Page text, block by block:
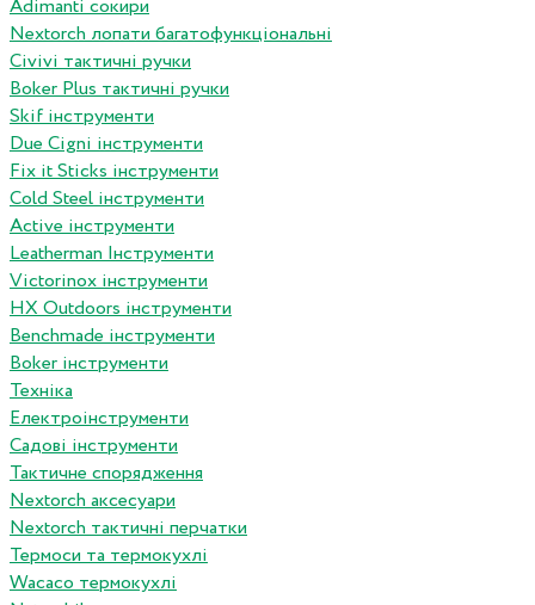
Adimanti сокири
Nextorch лопати багатофункціональні
Сivivi тактичні ручки
Boker Plus тактичні ручки
Skif інструменти
Due Cigni інструменти
Fix it Sticks інструменти
Сold Steel інструменти
Active інструменти
Leatherman Інструменти
Victorinox інструменти
HX Outdoors інструменти
Benchmade інструменти
Boker інструменти
Техніка
Електроінструменти
Садові інструменти
Тактичне спорядження
Nextorch аксесуари
Nextorch тактичні перчатки
Термоси та термокухлі
Wacaco термокухлі